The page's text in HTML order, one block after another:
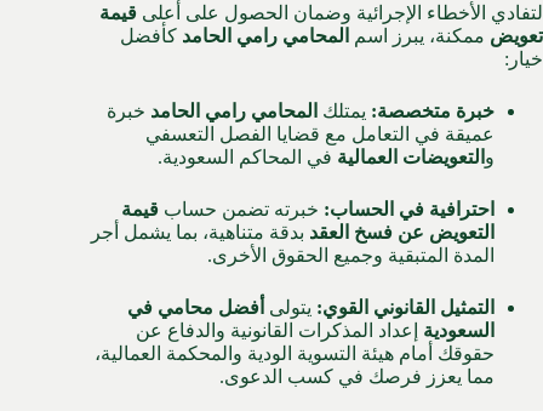
لتفادي الأخطاء الإجرائية وضمان الحصول على أعلى قيمة
تعويض ممكنة، يبرز اسم المحامي رامي الحامد كأفضل
خيار:
خبرة متخصصة: يمتلك المحامي رامي الحامد خبرة
عميقة في التعامل مع قضايا الفصل التعسفي
و التعويضات العمالية في المحاكم السعودية.
احترافية في الحساب: خبرته تضمن حساب قيمة
التعويض عن فسخ العقد بدقة متناهية، بما يشمل أجر
المدة المتبقية وجميع الحقوق الأخرى.
التمثيل القانوني القوي: يتولى أفضل محامي في
السعودية إعداد المذكرات القانونية والدفاع عن
حقوقك أمام هيئة التسوية الودية والمحكمة العمالية،
مما يعزز فرصك في كسب الدعوى.